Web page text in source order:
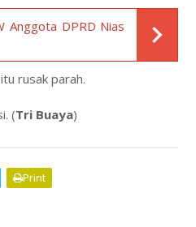
Anggota DPRD Nias
rusak parah.
(Tri Buaya)
Print